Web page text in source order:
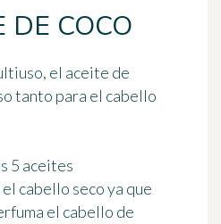
DE COCO
el aceite de
tanto para el cabello
5 aceites
cabello secoya que
el cabello de